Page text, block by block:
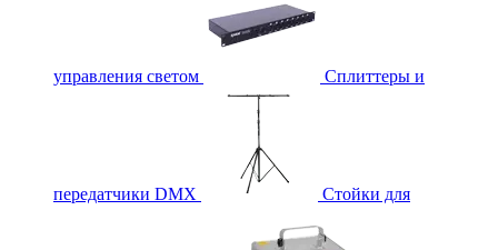
управления светом Сплиттеры и
передатчики DMX Стойки для